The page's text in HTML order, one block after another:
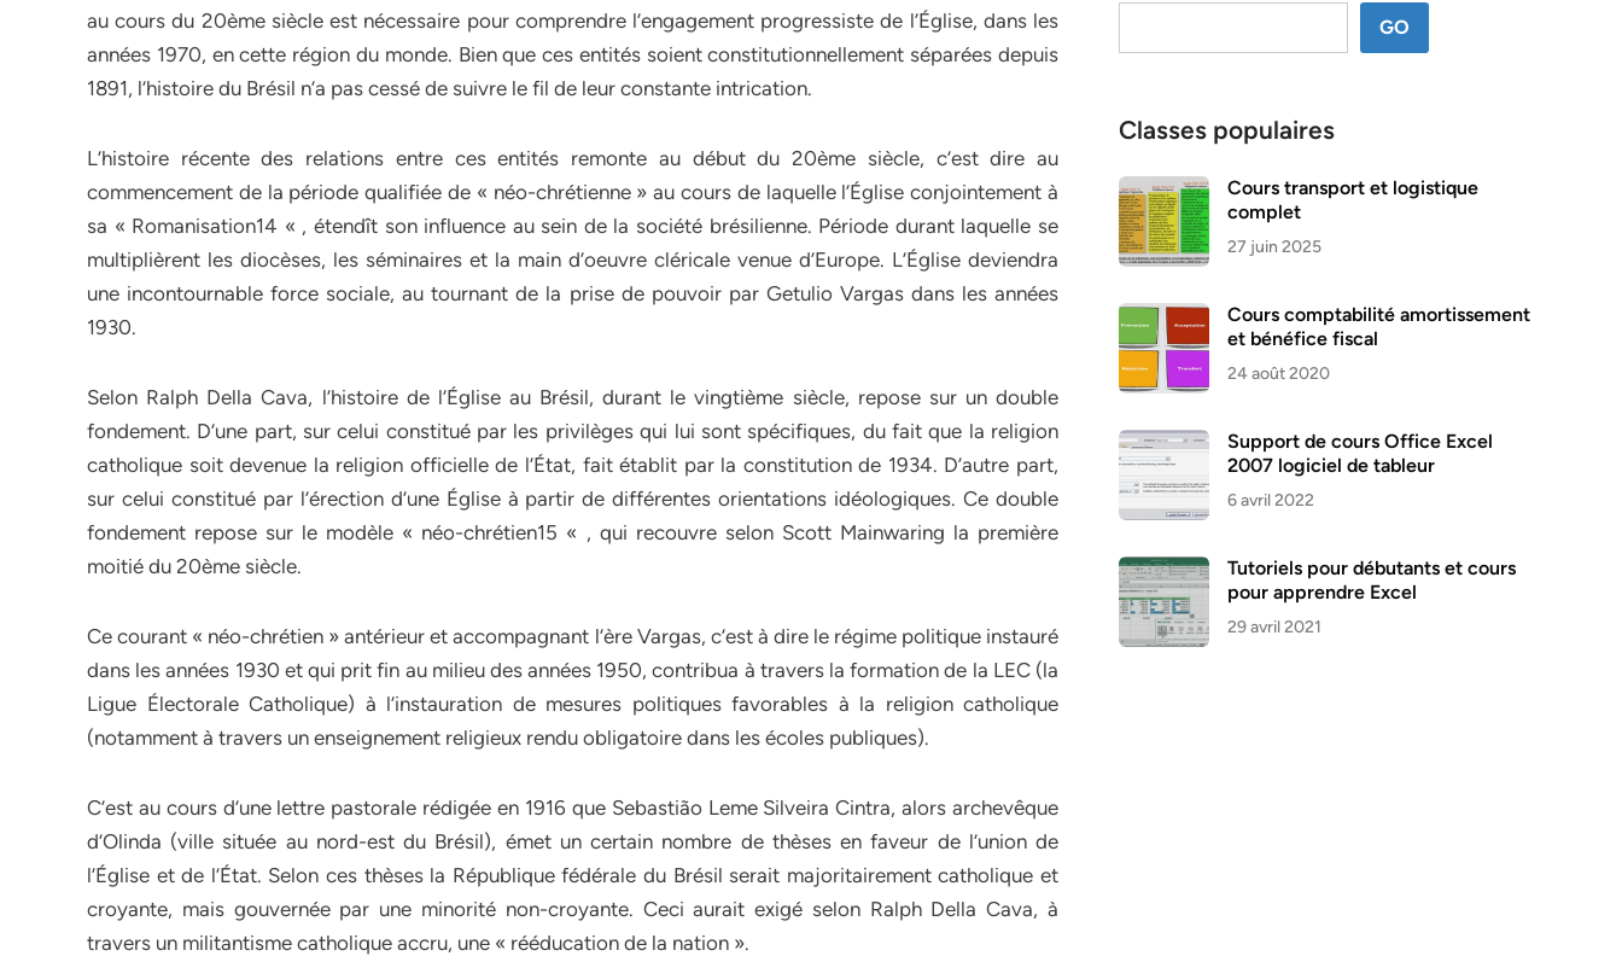
au cours du 20ème siècle est nécessaire pour comprendre l’engagement progressiste de l’Église, dans les
années 1970, en cette région du monde. Bien que ces entités soient constitutionnellement séparées depuis
1891, l’histoire du Brésil n’a pas cessé de suivre le fil de leur constante intrication.
L’histoire récente des relations entre ces entités remonte au début du 20ème siècle, c’est dire au
commencement de la période qualifiée de « néo-chrétienne » au cours de laquelle l’Église conjointement à
sa « Romanisation14 « , étendît son influence au sein de la société brésilienne. Période durant laquelle se
multiplièrent les diocèses, les séminaires et la main d’oeuvre cléricale venue d’Europe. L’Église deviendra
une incontournable force sociale, au tournant de la prise de pouvoir par Getulio Vargas dans les années
1930.
Selon Ralph Della Cava, l’histoire de l’Église au Brésil, durant le vingtième siècle, repose sur un double
fondement. D’une part, sur celui constitué par les privilèges qui lui sont spécifiques, du fait que la religion
catholique soit devenue la religion officielle de l’État, fait établit par la constitution de 1934. D’autre part,
sur celui constitué par l’érection d’une Église à partir de différentes orientations idéologiques. Ce double
fondement repose sur le modèle « néo-chrétien15 « , qui recouvre selon Scott Mainwaring la première
moitié du 20ème siècle.
Ce courant « néo-chrétien » antérieur et accompagnant l’ère Vargas, c’est à dire le régime politique instauré
dans les années 1930 et qui prit fin au milieu des années 1950, contribua à travers la formation de la LEC (la
Ligue Électorale Catholique) à l’instauration de mesures politiques favorables à la religion catholique
(notamment à travers un enseignement religieux rendu obligatoire dans les écoles publiques).
C’est au cours d’une lettre pastorale rédigée en 1916 que Sebastião Leme Silveira Cintra, alors archevêque
d’Olinda (ville située au nord-est du Brésil), émet un certain nombre de thèses en faveur de l’union de
l’Église et de l’État. Selon ces thèses la République fédérale du Brésil serait majoritairement catholique et
croyante, mais gouvernée par une minorité non-croyante. Ceci aurait exigé selon Ralph Della Cava, à
travers un militantisme catholique accru, une « rééducation de la nation ».
GO
Classes populaires
Cours transport et logistique
complet
27 juin 2025
Cours comptabilité amortissement
et bénéfice fiscal
24 août 2020
Support de cours Office Excel
2007 logiciel de tableur
6 avril 2022
Tutoriels pour débutants et cours
pour apprendre Excel
29 avril 2021